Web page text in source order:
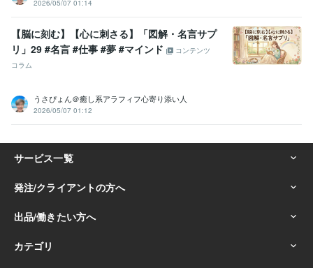
2026/05/07 01:14
【脳に刻む】【心に刺さる】「図解・名言サプ
リ」29 #名言 #仕事 #夢 #マインド
コンテンツ
コラム
うさぴょん＠癒し系アラフィフ心寄り添い人
2026/05/07 01:12